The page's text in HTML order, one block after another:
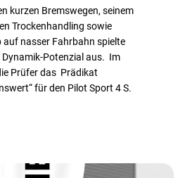
kurzen Bremswegen, seinem
Trockenhandling sowie
auf nasser Fahrbahn spielte
Dynamik-Potenzial aus. Im
Prüfer das Prädikat
für den Pilot Sport 4 S.